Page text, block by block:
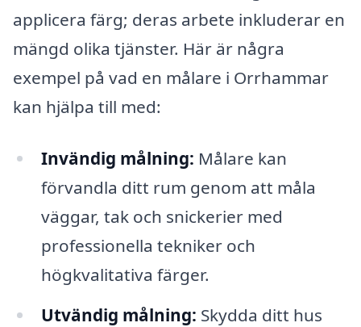
applicera färg; deras arbete inkluderar en
mängd olika tjänster. Här är några
exempel på vad en målare i Orrhammar
kan hjälpa till med:
Invändig målning: Målare kan
förvandla ditt rum genom att måla
väggar, tak och snickerier med
professionella tekniker och
högkvalitativa färger.
Utvändig målning: Skydda ditt hus